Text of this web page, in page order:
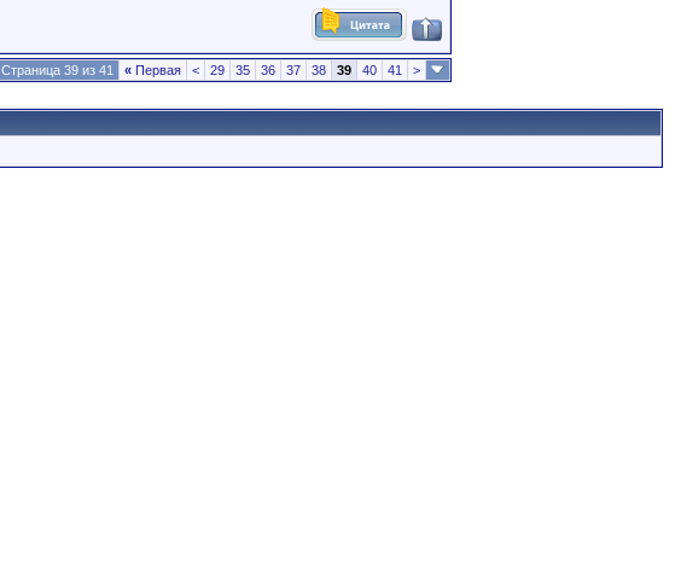
Страница 39 из 41 « Первая < 29 35 36 37 38 39 40 41 >